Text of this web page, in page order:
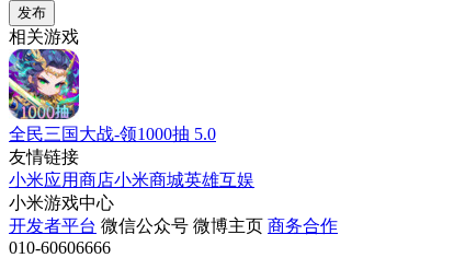
发布
相关游戏
全民三国大战-领1000抽 5.0
友情链接
小米应用商店小米商城英雄互娱
小米游戏中心
开发者平台 微信公众号 微博主页 商务合作
010-60606666